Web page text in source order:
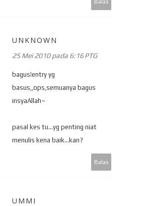
UNKNOWN
25 Mei 2010 pada 6:16 PTG
bagus!entry yg
basus,,ops,semuanya bagus
insyaAllah~
pasal kes tu...yg penting niat
menulis kena baik...kan?
Balas
UMMI